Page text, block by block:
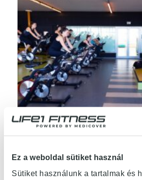
Ez a weboldal sütiket használ
Sütiket használunk a tartalmak és